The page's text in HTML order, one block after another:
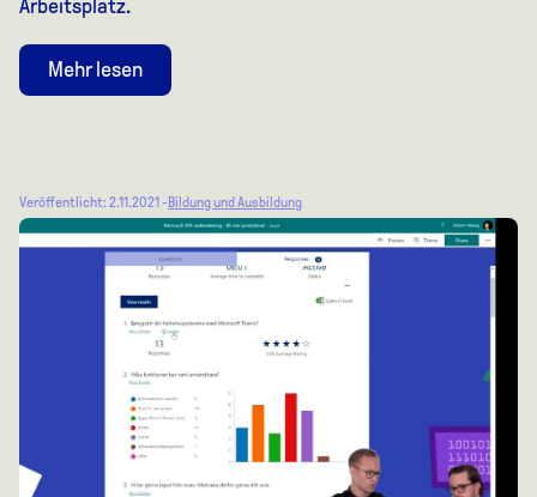
Arbeitsplatz.
Mehr lesen
Veröffentlicht: 2.11.2021 - Bildung und Ausbildung